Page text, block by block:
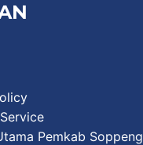
Pemkab Soppeng